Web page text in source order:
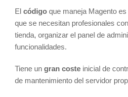
El código que maneja Magento es
que se necesitan profesionales
tienda, organizar el panel de
funcionalidades.
Tiene un gran coste inicial de
de mantenimiento del servidor